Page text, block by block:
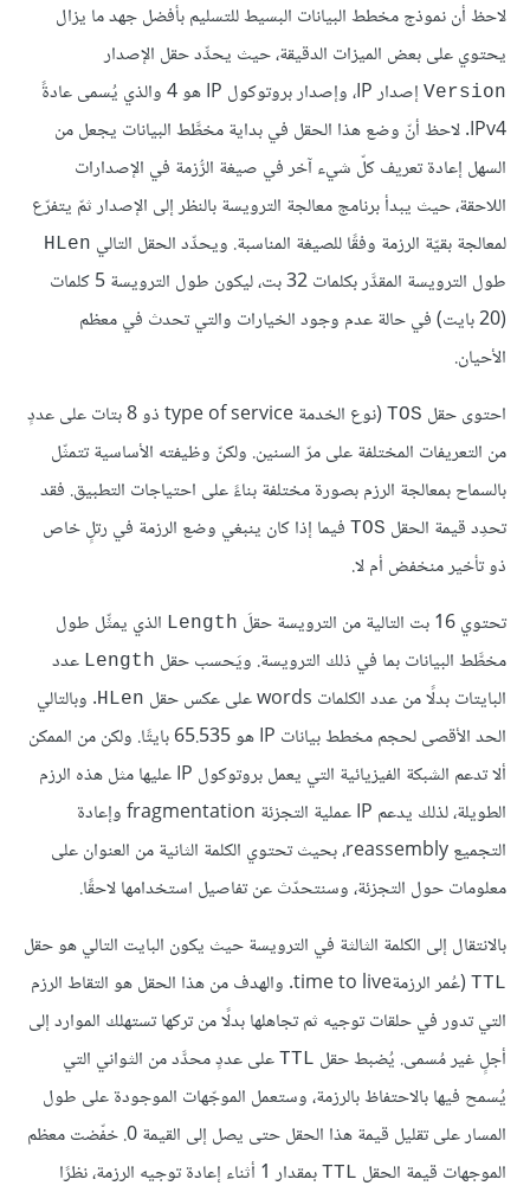
لاحظ أن نموذج مخطط البيانات البسيط للتسليم بأفضل جهد ما يزال
يحتوي على بعض الميزات الدقيقة، حيث يحدِّد حقل الإصدار
Version
إصدار IP، وإصدار بروتوكول IP هو 4 والذي يُسمى عادةً
IPv4. لاحظ أنّ وضع هذا الحقل في بداية مخطَّط البيانات يجعل من
السهل إعادة تعريف كلّ شيء آخر في صيغة الرُّزمة في الإصدارات
اللاحقة، حيث يبدأ برنامج معالجة الترويسة بالنظر إلى الإصدار ثمّ يتفرّع
لمعالجة بقيّة الرزمة وفقًا للصيغة المناسبة. ويحدِّد الحقل التالي HLen
طول الترويسة المقدَّر بكلمات 32 بت، ليكون طول الترويسة 5 كلمات
(20 بايت) في حالة عدم وجود الخيارات والتي تحدث في معظم
الأحيان.
احتوى حقل TOS
(نوع الخدمة type of service ذو 8 بتات على عددٍ
من التعريفات المختلفة على مرّ السنين. ولكنّ وظيفته الأساسية تتمثّل
بالسماح بمعالجة الرزم بصورة مختلفة بناءً على احتياجات التطبيق. فقد
تحدِد قيمة الحقل TOS فيما إذا كان ينبغي وضع الرزمة في رتلٍ خاص
ذو تأخير منخفض أم لا.
تحتوي 16 بت التالية من الترويسة حقلَ
Length الذي يمثِّل طول
مخطَّط البيانات بما في ذلك الترويسة. ويَحسب حقل Length عدد
البايتات بدلًا من عدد الكلمات words على عكس حقل
HLen. وبالتالي
الحد الأقصى لحجم مخطط بيانات IP هو 65.535 بايتًا. ولكن من الممكن
ألا تدعم الشبكة الفيزيائية التي يعمل بروتوكول IP عليها مثل هذه الرزم
الطويلة، لذلك يدعم IP عملية التجزئة fragmentation وإعادة
التجميع reassembly، بحيث تحتوي الكلمة الثانية من العنوان على
معلومات حول التجزئة، وسنتحدّث عن تفاصيل استخدامها لاحقًا.
بالانتقال إلى الكلمة الثالثة في الترويسة حيث يكون البايت التالي هو حقل
TTL
(عُمر الرزمةtime to live. والهدف من هذا الحقل هو التقاط الرزم
التي تدور في حلقات توجيه ثم تجاهلها بدلًا من تركها تستهلك الموارد إلى
أجلٍ غير مُسمى. يُضبط حقل TTL على عددٍ محدَّد من الثواني التي
يُسمح فيها بالاحتفاظ بالرزمة، وستعمل الموجّهات الموجودة على طول
المسار على تقليل قيمة هذا الحقل حتى يصل إلى القيمة 0. خفّضت معظم
الموجهات قيمة الحقل TTL بمقدار 1 أثناء إعادة توجيه الرزمة، نظرًا